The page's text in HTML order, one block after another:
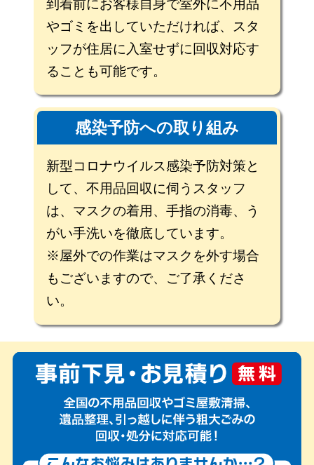
到着前にお客様自身で室外に不用品
やゴミを出していただければ、スタ
ッフが住居に入室せずに回収対応す
ることも可能です。
感染予防への取り組み
新型コロナウイルス感染予防対策と
して、不用品回収に伺うスタッフ
は、マスクの着用、手指の消毒、う
がい手洗いを徹底しています。
※屋外での作業はマスクを外す場合
もございますので、ご了承くださ
い。